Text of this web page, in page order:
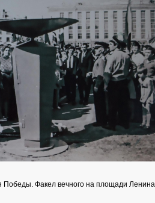
Победы. Факел вечного на площади Ленина.